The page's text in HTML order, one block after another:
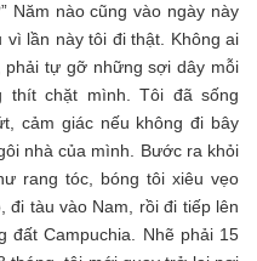
Năm nào cũng vào ngày này
lần này tôi đi thật. Không ai
phải tự gỡ những sợi dây mỗi
thít chặt mình. Tôi đã sống
cảm giác nếu không đi bây
nhà của mình. Bước ra khỏi
rang tóc, bóng tôi xiêu vẹo
đi tàu vào Nam, rồi đi tiếp lên
đất Campuchia. Nhẽ phải 15